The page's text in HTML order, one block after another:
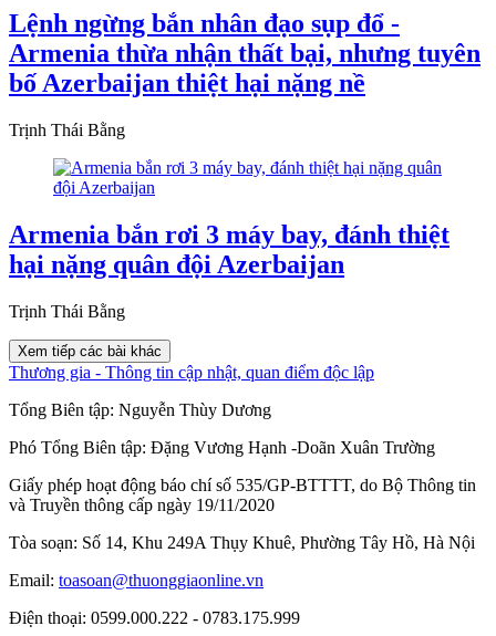
Lệnh ngừng bắn nhân đạo sụp đổ -
Armenia thừa nhận thất bại, nhưng tuyên
bố Azerbaijan thiệt hại nặng nề
Trịnh Thái Bằng
Armenia bắn rơi 3 máy bay, đánh thiệt
hại nặng quân đội Azerbaijan
Trịnh Thái Bằng
Xem tiếp các bài khác
Thương gia - Thông tin cập nhật, quan điểm độc lập
Tổng Biên tập: Nguyễn Thùy Dương
Phó Tổng Biên tập: Đặng Vương Hạnh -Doãn Xuân Trường
Giấy phép hoạt động báo chí số 535/GP-BTTTT, do Bộ Thông tin
và Truyền thông cấp ngày 19/11/2020
Tòa soạn: Số 14, Khu 249A Thụy Khuê, Phường Tây Hồ, Hà Nội
Email: toasoan@thuonggiaonline.vn
Điện thoại: 0599.000.222 - 0783.175.999